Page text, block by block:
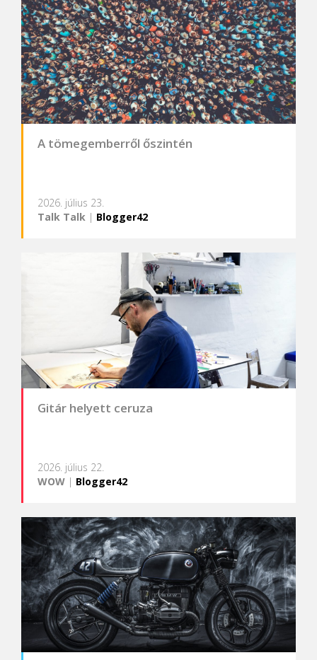
A tömegemberről őszintén
2026. július 23.
Talk Talk | Blogger42
Gitár helyett ceruza
2026. július 22.
WOW | Blogger42